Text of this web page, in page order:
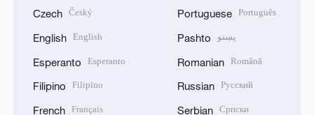
Czech Český
English English
Esperanto Esperanto
Filipino Filipino
French Français
Portuguese Português
Pashto پښتو
Romanian Română
Russian Русский
Serbian Српски